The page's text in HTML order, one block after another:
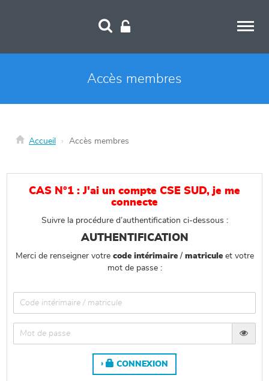
Accès membres
Accueil Accès membres
CAS N°1 : J'ai un compte CSE SUD, je me
connecte
Suivre la procédure d’authentification ci-dessous :
AUTHENTIFICATION
Merci de renseigner votre code intérimaire/ matriculeet votre
mot de passe :
CONNEXION